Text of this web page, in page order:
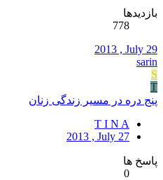
بازدیدها
778
2013 , July 29
sarin
S
T
پنج دره در مسیر زندگی زنان
T I N A
2013 , July 27
پاسخ ها
0